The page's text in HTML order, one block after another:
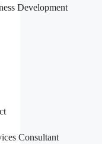
Development
Consultant